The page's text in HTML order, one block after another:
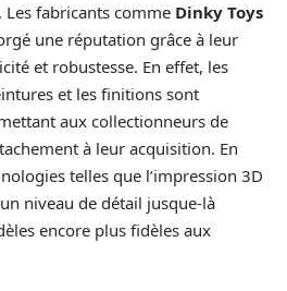
fabricants comme Dinky Toys
une réputation grâce à leur
et robustesse. En effet, les
et les finitions sont
aux collectionneurs de
à leur acquisition. En
telles que l’impression 3D
niveau de détail jusque-là
encore plus fidèles aux